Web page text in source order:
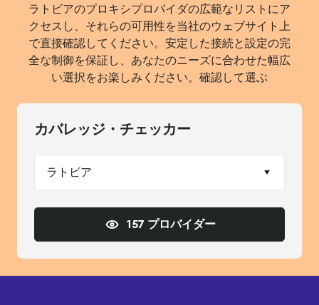
ラトビアのプロキシプロバイダの広範なリストにア
クセスし、それらの可用性を当社のウェブサイト上
で直接確認してください。安定した接続と設定の完
全な制御を保証し、あなたのニーズに合わせた幅広
い選択をお楽しみください。確認して選ぶ
カバレッジ・チェッカー
ラトビア
157 プロバイダー